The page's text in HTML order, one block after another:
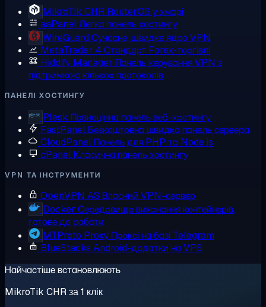
MikroTik CHR RouterOS у хмарі
aaPanelЛегка панель хостингу
WireGuard Сучасне, швидке ядро VPN
MetaTrader 4 Стандарт Forex-торгівлі
Hiddify Manager Панель керування VPN з
підтримкою кількох протоколів
ПАНЕЛІ ХОСТИНГУ
Plesk Повноцінна панель веб-хостингу
FastPanelБезкоштовна швидка панель сервера
CloudPanel Панель для PHP та Node.js
cPanelКласична панель хостингу
VPN ТА ІНСТРУМЕНТИ
OpenVPN AS Власний VPN-сервер
Docker Середовище виконання контейнерів,
готове до роботи
MTProto Proxy Проксі на базі Telegram
BlueStacks Android-додатки на VPS
Найчастіше встановлюють
MikroTik CHR за 1 клік